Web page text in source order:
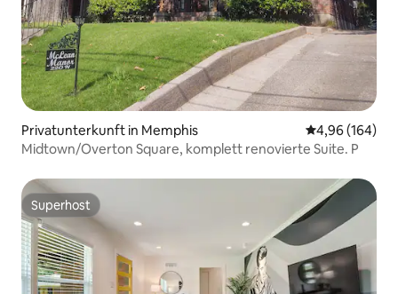
Privatunterkunft in Memphis
4,96 (164)
Midtown/Overton Square, komplett renovierte Suite. P
Superhost
Superhost